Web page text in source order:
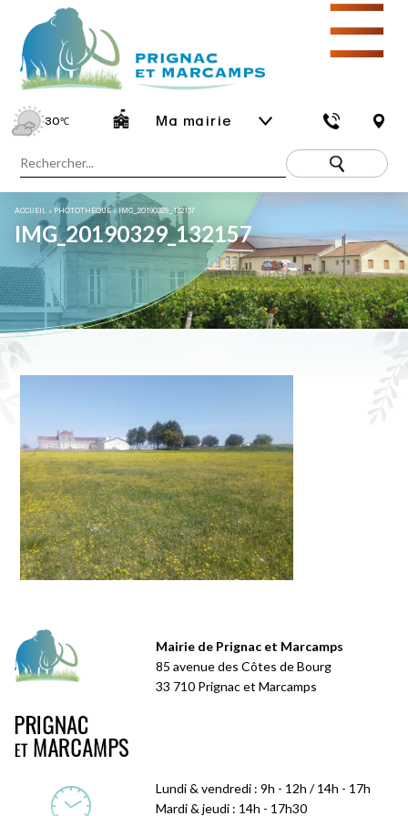
30℃ Ma mairie
☰
ACCUEIL » PHOTOTHÈQUE»IMG_20190329_132157
IMG_20190329_132157
Mairie de Prignac et Marcamps
85 avenue des Côtes de Bourg
33 710 Prignac et Marcamps
Lundi & vendredi : 9h - 12h / 14h - 17h
Mardi & jeudi : 14h - 17h30